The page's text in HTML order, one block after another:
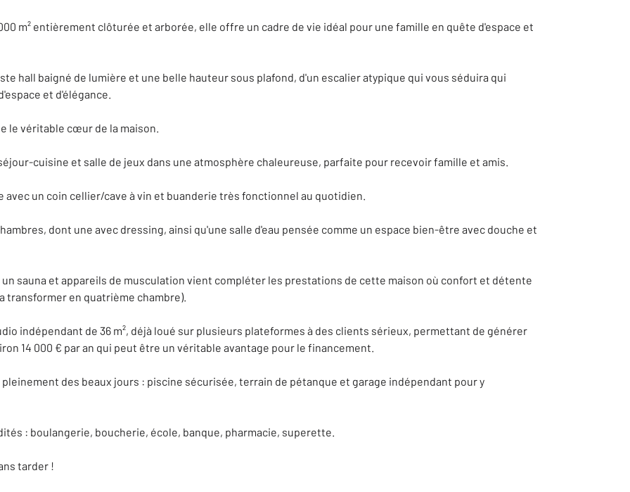
m² entièrement clôturée et arborée, elle offre un cadre de vie idéal pour une famille en quête d'espace et
hall baigné de lumière et une belle hauteur sous plafond, d'un escalier atypique qui vous séduira qui
et d'élégance.
le véritable cœur de la maison.
cuisine et salle de jeux dans une atmosphère chaleureuse, parfaite pour recevoir famille et amis.
un coin cellier/cave à vin et buanderie très fonctionnel au quotidien.
dont une avec dressing, ainsi qu'une salle d'eau pensée comme un espace bien-être avec douche et
sauna et appareils de musculation vient compléter les prestations de cette maison où confort et détente
transformer en quatrième chambre).
indépendant de 36 m², déjà loué sur plusieurs plateformes à des clients sérieux, permettant de générer
14 000 € par an qui peut être un véritable avantage pour le financement.
des beaux jours : piscine sécurisée, terrain de pétanque et garage indépendant pour y
: boulangerie, boucherie, école, banque, pharmacie, superette.
tarder !